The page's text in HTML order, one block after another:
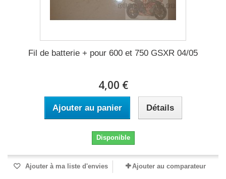
Fil de batterie + pour 600 et 750 GSXR 04/05
4,00 €
Ajouter au panier Détails
Disponible
Ajouter à ma liste d'envies Ajouter au comparateur